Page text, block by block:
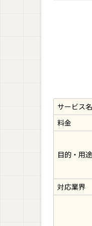
レ
サービス名
料金
目的・用途
対応業界